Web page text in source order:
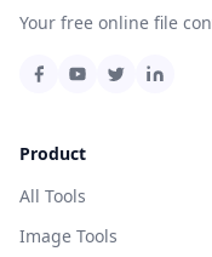
Your free online file
Product
All Tools
Image Tools